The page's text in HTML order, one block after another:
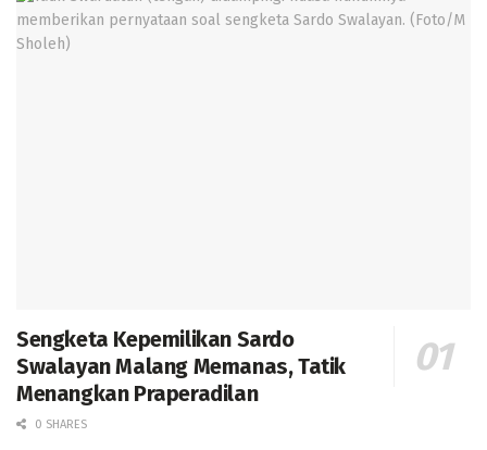
Sengketa Kepemilikan Sardo
Swalayan Malang Memanas, Tatik
Menangkan Praperadilan
0 SHARES